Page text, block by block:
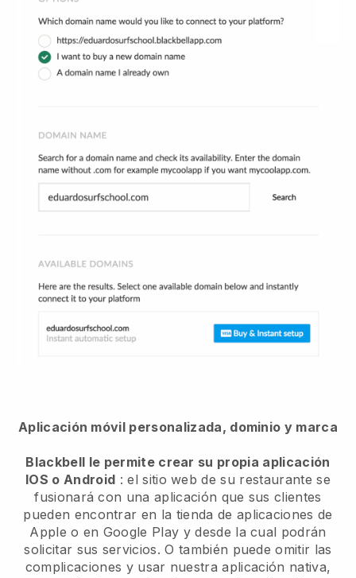
Aplicación móvil personalizada, dominio y marca
Blackbell le permite crear su propia aplicación
IOS o Android : el sitio web de su restaurante se
fusionará con una aplicación que sus clientes
pueden encontrar en la tienda de aplicaciones de
Apple o en Google Play y desde la cual podrán
solicitar sus servicios. O también puede omitir las
complicaciones y usar nuestra aplicación nativa,